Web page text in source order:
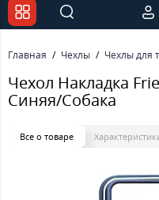
Главная Чехлы Чехлы для
Чехол Накладка
Синяя/Собака
Все о товаре